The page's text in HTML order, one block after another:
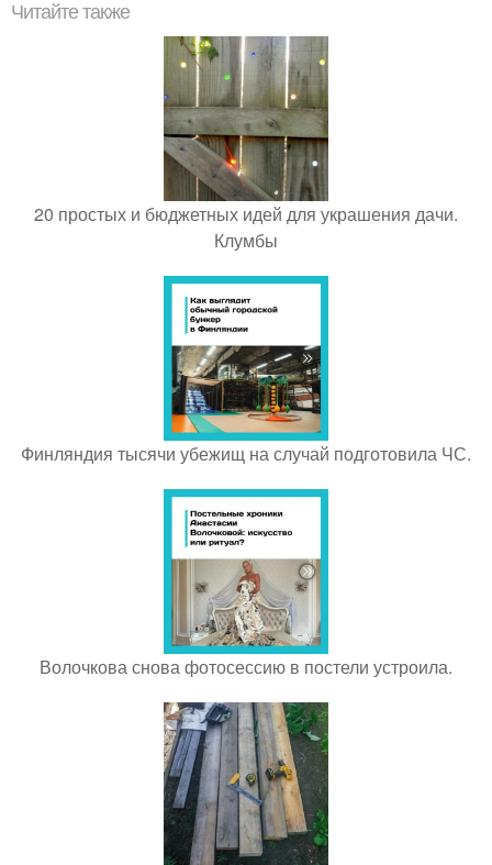
Читайте также
20 простых и бюджетных идей для украшения дачи.
Клумбы
Финляндия тысячи убежищ на случай подготовила ЧС.
Волочкова снова фотосессию в постели устроила.